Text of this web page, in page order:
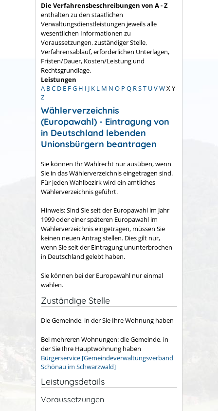
Die Verfahrensbeschreibungen von A - Z
enthalten zu den staatlichen
Verwaltungsdienstleistungen jeweils alle
wesentlichen Informationen zu
Voraussetzungen, zuständiger Stelle,
Verfahrensablauf, erforderlichen Unterlagen,
Fristen/Dauer, Kosten/Leistung und
Rechtsgrundlage.
Leistungen
A BC D E FG H I J K L M N O P Q RST UVWX Y
Z
Wählerverzeichnis
(Europawahl) - Eintragung von
in Deutschland lebenden
Unionsbürgern beantragen
Sie können Ihr Wahlrecht nur ausüben, wenn
Sie in das Wählerverzeichnis eingetragen sind.
Für jeden Wahlbezirk wird ein amtliches
Wählerverzeichnis geführt.
Hinweis:Sind Sie seit der Europawahl im Jahr
1999 oder einer späteren Europawahl im
Wählerverzeichnis eingetragen, müssen Sie
keinen neuen Antrag stellen. Dies gilt nur,
wenn Sie seit der Eintragung ununterbrochen
in Deutschland gelebt haben.
Sie können bei der Europawahl nur einmal
wählen.
Zuständige Stelle
Die Gemeinde, in der Sie Ihre Wohnung haben
Bei mehreren Wohnungen: die Gemeinde, in
der Sie Ihre Hauptwohnung haben
Bürgerservice [Gemeindeverwaltungsverband
Schönau im Schwarzwald]
Leistungsdetails
Voraussetzungen